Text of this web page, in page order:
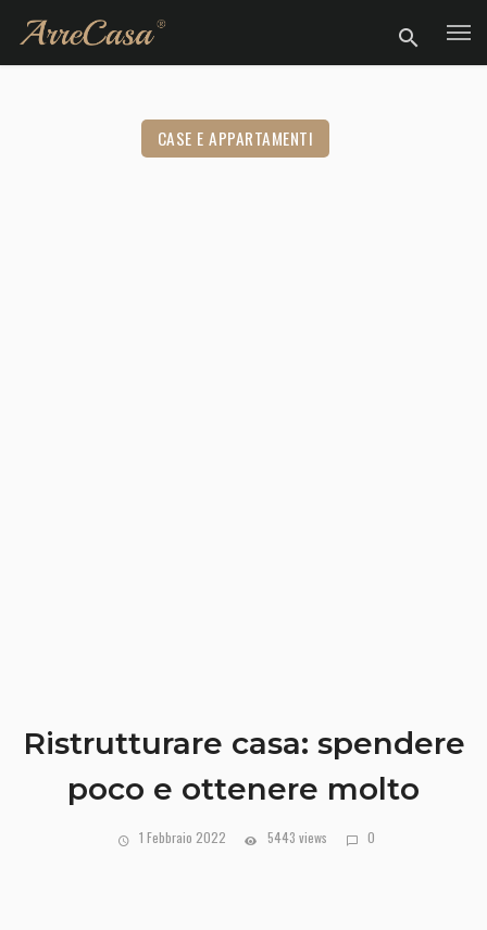
CASE E APPARTAMENTI
Ristrutturare casa: spendere
poco e ottenere molto
1 Febbraio 2022 5443 views 0